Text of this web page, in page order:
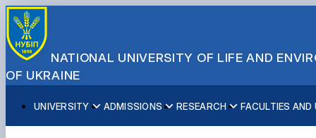
NATIONAL UNIVERSITY OF LIFE AND
OF UKRAINE
UNIVERSITY
About NUBiP
ADMISSIONS
Academic Programs
RESEARCH
Research Excellence
FACULTIES AND
Educational and Research Institutes
Partnerships
Faculties and Units